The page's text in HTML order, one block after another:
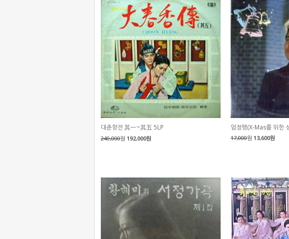
대춘향전 其一~其五 5LP
240,000원 192,000원
엄정행(X-Mas를 위한
17,000원 13,600원